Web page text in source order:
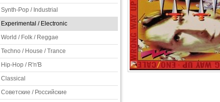
Synth-Pop / Industrial
Experimental / Electronic
World / Folk / Reggae
Techno / House / Trance
Hip-Hop / R'n'B
Classical
Советские / Российские